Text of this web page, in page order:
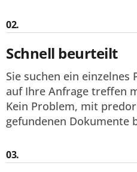
02.
Schnell beurteilt
Sie suchen ein
auf Ihre Anfrage treffen
Kein Problem, mit
gefundenen Dokumente
03.